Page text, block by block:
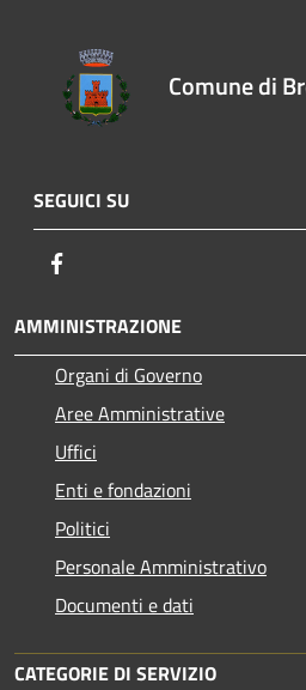
Comune di
SEGUICI SU
AMMINISTRAZIONE
Organi di Governo
Aree Amministrative
Uffici
Enti e fondazioni
Politici
Personale Amministrativo
Documenti e dati
CATEGORIE DI SERVIZIO